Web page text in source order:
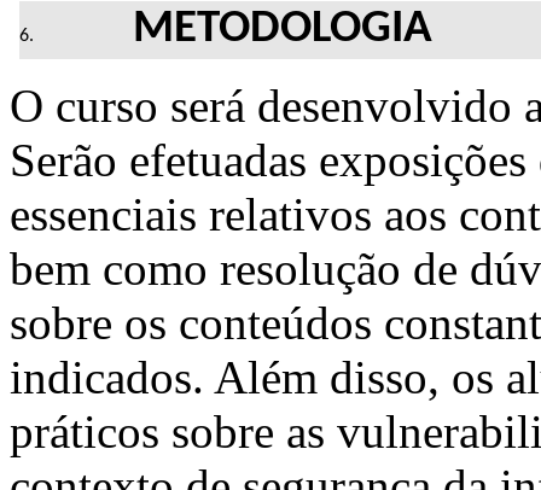
METODOLOGIA
O curso será desenvolvido
Serão efetuadas
essenciais relativos aos
bem como resolução de
sobre os conteúdos
indicados. Além disso, os
práticos sobre as